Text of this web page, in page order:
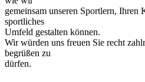
gemeinsam unseren Sportlern, Ihren
sportliches
Umfeld gestalten können.
Wir würden uns freuen Sie recht
begrüßen zu
dürfen.